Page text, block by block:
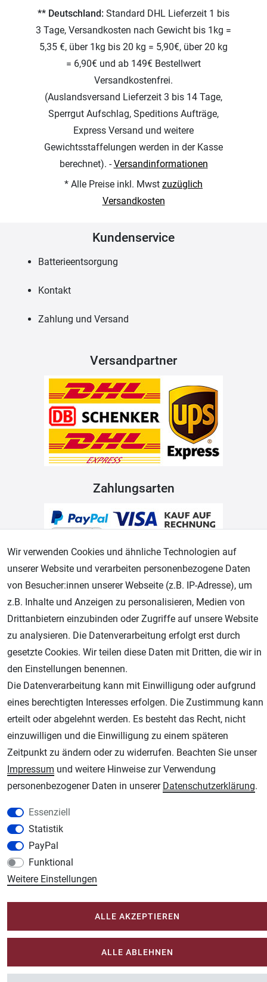
** Deutschland: Standard DHL Lieferzeit 1 bis
3 Tage, Versandkosten nach Gewicht bis 1kg =
5,35 €, über 1kg bis 20 kg = 5,90€, über 20 kg
= 6,90€ und ab 149€ Bestellwert
Versandkostenfrei.
(Auslandsversand Lieferzeit 3 bis 14 Tage,
Sperrgut Aufschlag, Speditions Aufträge,
Express Versand und weitere
Gewichtsstaffelungen werden in der Kasse
berechnet). -Versandinformationen
* Alle Preise inkl. Mwst zuzüglich
Versandkosten
Kundenservice
Batterieentsorgung
Kontakt
Zahlung und Versand
Versandpartner
Zahlungsarten
Geprüfter Shop
AGB Widerrufsrecht Datenschutz Impressum
Unsere weiteren Shops:
Schmincke-City.de
Plotter-City.com
Schneideplotter, Transferpressen, Siebdruck und Plotterfolien
Modellbau-City.com
Spiel.
Küchen Zubehör - Haus/Garten - Tierbedarf
Wir verwenden Cookies und ähnliche Technologien auf
unserer Website und verarbeiten personenbezogene Daten
von Besucher:innen unserer Webseite (z.B. IP-Adresse), um
z.B. Inhalte und Anzeigen zu personalisieren, Medien von
Drittanbietern einzubinden oder Zugriffe auf unsere Website
zu analysieren. Die Datenverarbeitung erfolgt erst durch
gesetzte Cookies. Wir teilen diese Daten mit Dritten, die wir in
den Einstellungen benennen.
Die Datenverarbeitung kann mit Einwilligung oder aufgrund
eines berechtigten Interesses erfolgen. Die Zustimmung kann
erteilt oder abgelehnt werden. Es besteht das Recht, nicht
einzuwilligen und die Einwilligung zu einem späteren
Zeitpunkt zu ändern oder zu widerrufen. Beachten Sie unser
Impressum und weitere Hinweise zur Verwendung
personenbezogener Daten in unserer Daten­schutz­erklärung.
Essenziell
Statistik
PayPal
Funktional
Weitere Einstellungen
ALLE AKZEPTIEREN
ALLE ABLEHNEN